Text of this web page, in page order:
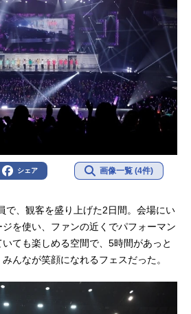
シェア 画像一覧 (4件)
、観客を盛り上げた2日間。会場にい
を使い、ファンの近くでパフォーマン
ても楽しめる空間で、5時間があっと
んなが笑顔になれるフェスだった。